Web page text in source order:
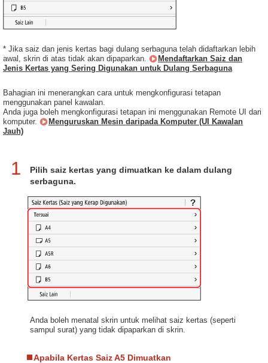
* Jika saiz dan jenis kertas bagi dulang serbaguna telah didaftarkan lebih
awal, skrin di atas tidak akan dipaparkan.
Mendaftarkan Saiz dan
Jenis Kertas yang Sering Digunakan untuk Dulang Serbaguna
Bahagian ini menerangkan cara untuk mengkonfigurasi tetapan
menggunakan panel kawalan.
Anda juga boleh mengkonfigurasi tetapan ini menggunakan Remote UI dari
komputer.
Menguruskan Mesin daripada Komputer (UI Kawalan
Jauh)
1
Pilih saiz kertas yang dimuatkan ke dalam dulang
serbaguna.
Anda boleh menatal skrin untuk melihat saiz kertas (seperti
sampul surat) yang tidak dipaparkan di skrin.
Apabila Kertas Saiz A5 Dimuatkan